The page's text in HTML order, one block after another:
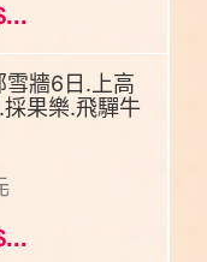
雪牆6日.上高
果樂.飛驒牛